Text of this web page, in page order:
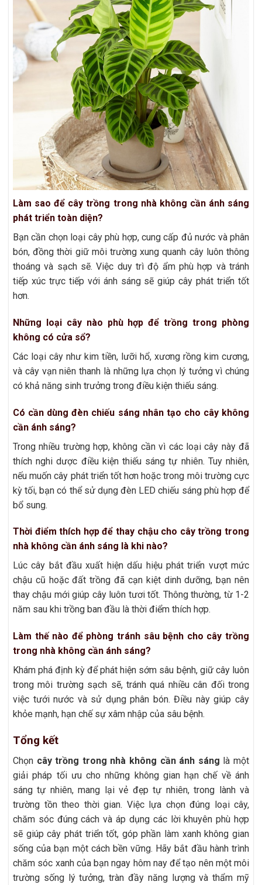
Làm sao để cây trồng trong nhà không cần ánh sáng
phát triển toàn diện?
Bạn cần chọn loại cây phù hợp, cung cấp đủ nước và phân
bón, đồng thời giữ môi trường xung quanh cây luôn thông
thoáng và sạch sẽ. Việc duy trì độ ẩm phù hợp và tránh
tiếp xúc trực tiếp với ánh sáng sẽ giúp cây phát triển tốt
hơn.
Những loại cây nào phù hợp để trồng trong phòng
không có cửa sổ?
Các loại cây như kim tiền, lưỡi hổ, xương rồng kim cương,
và cây vạn niên thanh là những lựa chọn lý tưởng vì chúng
có khả năng sinh trưởng trong điều kiện thiếu sáng.
Có cần dùng đèn chiếu sáng nhân tạo cho cây không
cần ánh sáng?
Trong nhiều trường hợp, không cần vì các loại cây này đã
thích nghi dược điều kiện thiếu sáng tự nhiên. Tuy nhiên,
nếu muốn cây phát triển tốt hơn hoặc trong môi trường cực
kỳ tối, bạn có thể sử dụng đèn LED chiếu sáng phù hợp để
bổ sung.
Thời điểm thích hợp để thay chậu cho cây trồng trong
nhà không cần ánh sáng là khi nào?
Lúc cây bắt đầu xuất hiện dấu hiệu phát triển vượt mức
chậu cũ hoặc đất trồng đã cạn kiệt dinh dưỡng, bạn nên
thay chậu mới giúp cây luôn tươi tốt. Thông thường, từ 1-2
năm sau khi trồng ban đầu là thời điểm thích hợp.
Làm thế nào để phòng tránh sâu bệnh cho cây trồng
trong nhà không cần ánh sáng?
Khám phá định kỳ để phát hiện sớm sâu bệnh, giữ cây luôn
trong môi trường sạch sẽ, tránh quá nhiều cân đối trong
việc tưới nước và sử dụng phân bón. Điều này giúp cây
khỏe mạnh, hạn chế sự xâm nhập của sâu bệnh.
Tổng kết
Chọn cây trồng trong nhà không cần ánh sáng là một
giải pháp tối ưu cho những không gian hạn chế về ánh
sáng tự nhiên, mang lại vẻ đẹp tự nhiên, trong lành và
trường tồn theo thời gian. Việc lựa chọn đúng loại cây,
chăm sóc đúng cách và áp dụng các lời khuyên phù hợp
sẽ giúp cây phát triển tốt, góp phần làm xanh không gian
sống của bạn một cách bền vững. Hãy bắt đầu hành trình
chăm sóc xanh của bạn ngay hôm nay để tạo nên một môi
trường sống lý tưởng, tràn đầy năng lượng và thẩm mỹ